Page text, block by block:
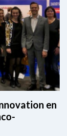
en